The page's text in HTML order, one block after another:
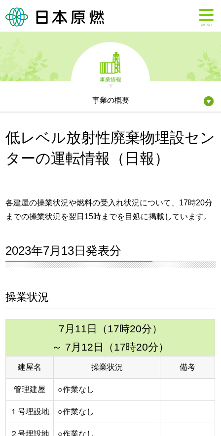
MENU
事業情報
事業の概要
低レベル放射性廃棄物埋設セン
ターの運転情報（日報）
各建屋の操業状況や燃料の受入れ状況について、17時20分
までの操業状況を翌日15時までを目処に掲載しています。
2023年7月13日発表分
操業状況
7月11日（17時20分）
～ 7月12日（17時20分）
建屋名 操業状況 備考
管理建屋 ○作業なし
１号埋設地 ○作業なし
２号埋設地 ○作業なし